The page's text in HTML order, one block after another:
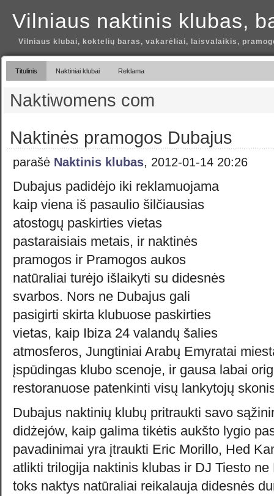
Vilniaus naktinis klubas,
Vilniaus klubai, koktelių baras, vakarėliai, laisvalaikis,
Titulinis Naktiniai klubai Reklama
Naktiwomens com
Naktinės pramogos Dubajus
parašė Naktinis klubas, 2012-01-14 20:26
Dubajus padidėjo iki reklamuojama
kaip viena iš pasaulio šilčiausias
atostogų paskirties vietas
pastaraisiais metais, ir naktinės
pramogos ir Pramogos aukos
natūraliai turėjo išlaikyti su didesnės
svarbos. Nors ne Dubajus gali
pasigirti skirta klubuose paskirties
vietas, kaip Ibiza 24 valandų šalies
atmosferos, Jungtiniai Arabų Emyratai
įspūdingas klubo scenoje, ir gausa labai
restoranuose patenkinti visų lankytojų
Dubajus naktinių klubų pritraukti savo
didżejów, kaip galima tikėtis aukšto lygio
pavadinimai yra įtraukti Eric Morillo, Hed
atlikti trilogija naktinis klubas ir DJ Tiesto
toks naktys natūraliai reikalauja didesnės